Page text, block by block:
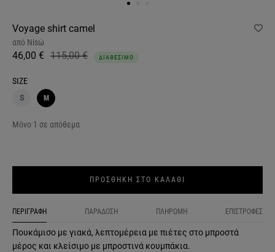
Voyage shirt camel
από Nisώ
46,00 € 115,00 € ΔΙΑΘΕΣΙΜΟ
SIZE
S M
Μόνο 1 σε απόθεμα
ΠΡΟΣΘΗΚΗ ΣΤΟ ΚΑΛΑΘΙ
ΠΕΡΙΓΡΑΦΗ ΠΑΡΑΔΟΣΗ ΠΛΗΡΩΜΗ ΕΠΙΣΤΡΟΦΕΣ
Πουκάμισο με γιακά, λεπτομέρεια με πιέτες στο μπροστά
μέρος και κλείσιμο με μπροστινά κουμπάκια.